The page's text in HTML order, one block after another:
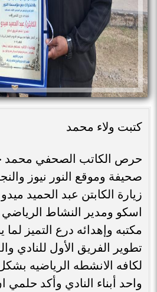
كتبت ولاء محمد
حرص الكاتب الصحفي محمد
صحيفة وموقع النور نيوز
زيارة الكابتن عبد الحميد
اسكو ومدير النشاط
مكتبه وإهدائه درع التميز
تطوير الفريق الأول للنادي
لكافه الانشطه الرياضيه
واحد أبناء النادي وأكد حلمي